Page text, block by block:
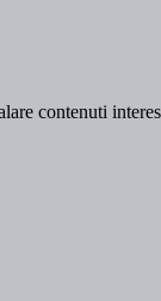
contenuti